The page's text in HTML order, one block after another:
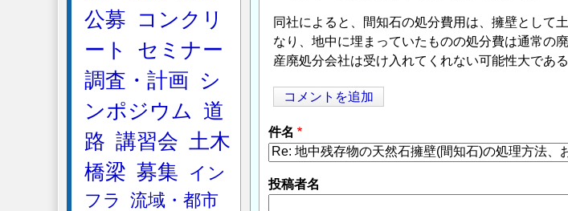
同社によると、間知石の処分費用は、擁壁として
なり、地中に埋まっていたものの処分費は通常の廃
産廃処分会社は受け入れてくれない可能性大であ
コメントを追加
件名
投稿者名
公募
コンクリ
ート
セミナー
調査・計画
シ
ンポジウム 道
路 講習会 土木
橋梁 募集
イン
フラ
流域・都市